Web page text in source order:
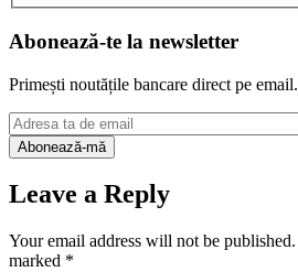
Abonează-te la newsletter
Primești noutățile bancare direct pe email.
Leave a Reply
Your email address will not be published.
marked *